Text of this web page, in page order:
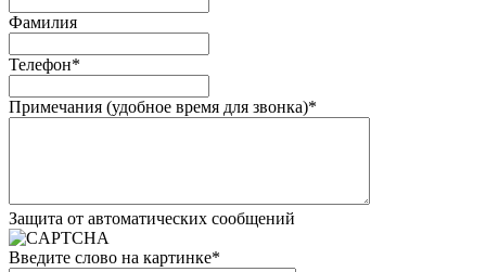
Фамилия
Телефон*
Примечания (удобное время для звонка)*
Защита от автоматических сообщений
Введите слово на картинке*